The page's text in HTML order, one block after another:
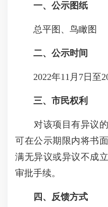
一、公示图纸
总平图、鸟瞰图
二、公示时间
2022年11月7日至
三、市民权利
对该项目有异议的
可在公示期限内将书
满无异议或异议不成
审批手续。
四、反馈方式